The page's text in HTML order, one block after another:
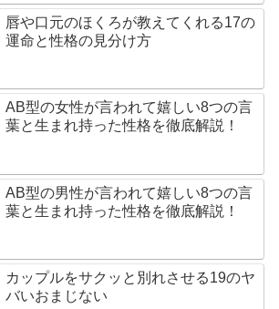
唇や口元のほくろが教えてくれる17の
運命と性格の見分け方
AB型の女性が言われて嬉しい8つの言
葉と生まれ持った性格を徹底解説！
AB型の男性が言われて嬉しい8つの言
葉と生まれ持った性格を徹底解説！
カップルをサクッと別れさせる19のヤ
バいおまじない